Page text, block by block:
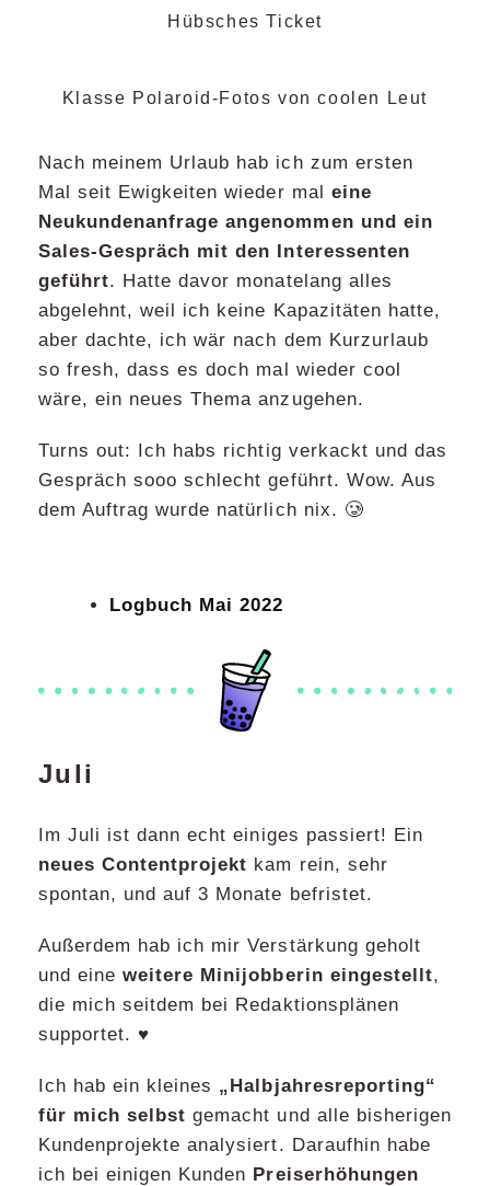
Hübsches Ticket
Klasse Polaroid-Fotos von coolen Leut
Nach meinem Urlaub hab ich zum ersten
Mal seit Ewigkeiten wieder mal eine
Neukundenanfrage angenommen und ein
Sales-Gespräch mit den Interessenten
geführt. Hatte davor monatelang alles
abgelehnt, weil ich keine Kapazitäten hatte,
aber dachte, ich wär nach dem Kurzurlaub
so fresh, dass es doch mal wieder cool
wäre, ein neues Thema anzugehen.
Turns out: Ich habs richtig verkackt und das
Gespräch sooo schlecht geführt. Wow. Aus
dem Auftrag wurde natürlich nix. 🥲
Logbuch Mai 2022
Juli
Im Juli ist dann echt einiges passiert! Ein
neues Contentprojekt kam rein, sehr
spontan, und auf 3 Monate befristet.
Außerdem hab ich mir Verstärkung geholt
und eineweitere Minijobberin eingestellt,
die mich seitdem bei Redaktionsplänen
supportet. ♥️
Ich hab ein kleines „Halbjahresreporting“
für mich selbst gemacht und alle bisherigen
Kundenprojekte analysiert. Daraufhin habe
ich bei einigen Kunden Preiserhöhungen